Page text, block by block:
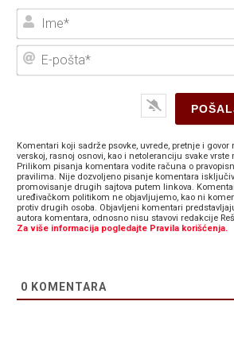
Komentari koji sadrže psovke, uvrede, pretnje i
verskoj, rasnoj osnovi, kao i netoleranciju svake vrste
Prilikom pisanja komentara vodite računa o
pravilima. Nije dozvoljeno pisanje komentara
promovisanje drugih sajtova putem linkova.
uređivačkom politikom ne objavljujemo, kao ni
protiv drugih osoba. Objavljeni komentari
autora komentara, odnosno nisu stavovi redakcije
Za više informacija pogledajte Pravila korišćenja.
0 KOMENTARA